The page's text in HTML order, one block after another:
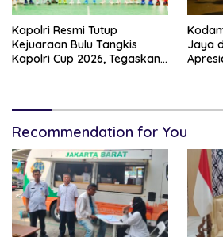
Kapolri Resmi Tutup
Kejuaraan Bulu Tangkis
Kapolri Cup 2026, Tegaskan
Jaya
Recommendation for You